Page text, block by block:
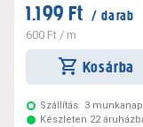
1.199 Ft / darab
600 Ft / m
Kosárba
Szállítás: 3 munkanap
Készleten 22